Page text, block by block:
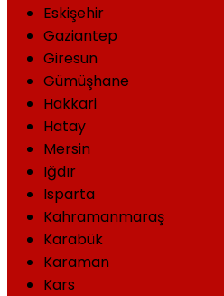
Eskişehir
Gaziantep
Giresun
Gümüşhane
Hakkari
Hatay
Mersin
Iğdır
Isparta
Kahramanmaraş
Karabük
Karaman
Kars